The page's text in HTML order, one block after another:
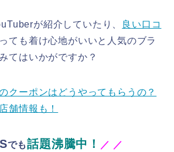
が紹介していたり、
良い口コ
ても着け心地がいいと人気のブラ
てはいかがですか？
クーポンはどうやってもらうの？
舗情報も！
でも話題沸騰中！ ／ ／